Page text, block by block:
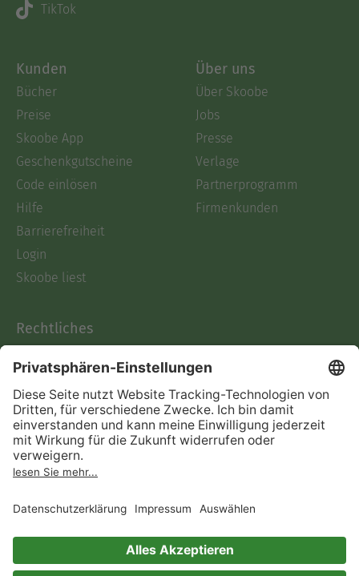
TikTok
Kunden
Bücher
Preise
Skoobe App
Geschenkgutscheine
Code einlösen
Hilfe
Barrierefreiheit
Login
Skoobe liest
Über uns
Über Skoobe
Jobs
Presse
Verlage
Partnerprogramm
Firmenkunden
Rechtliches
AGB
Informationen nach Data
Act
Verträge hier kündigen
Impressum
Immer ein gutes Buch